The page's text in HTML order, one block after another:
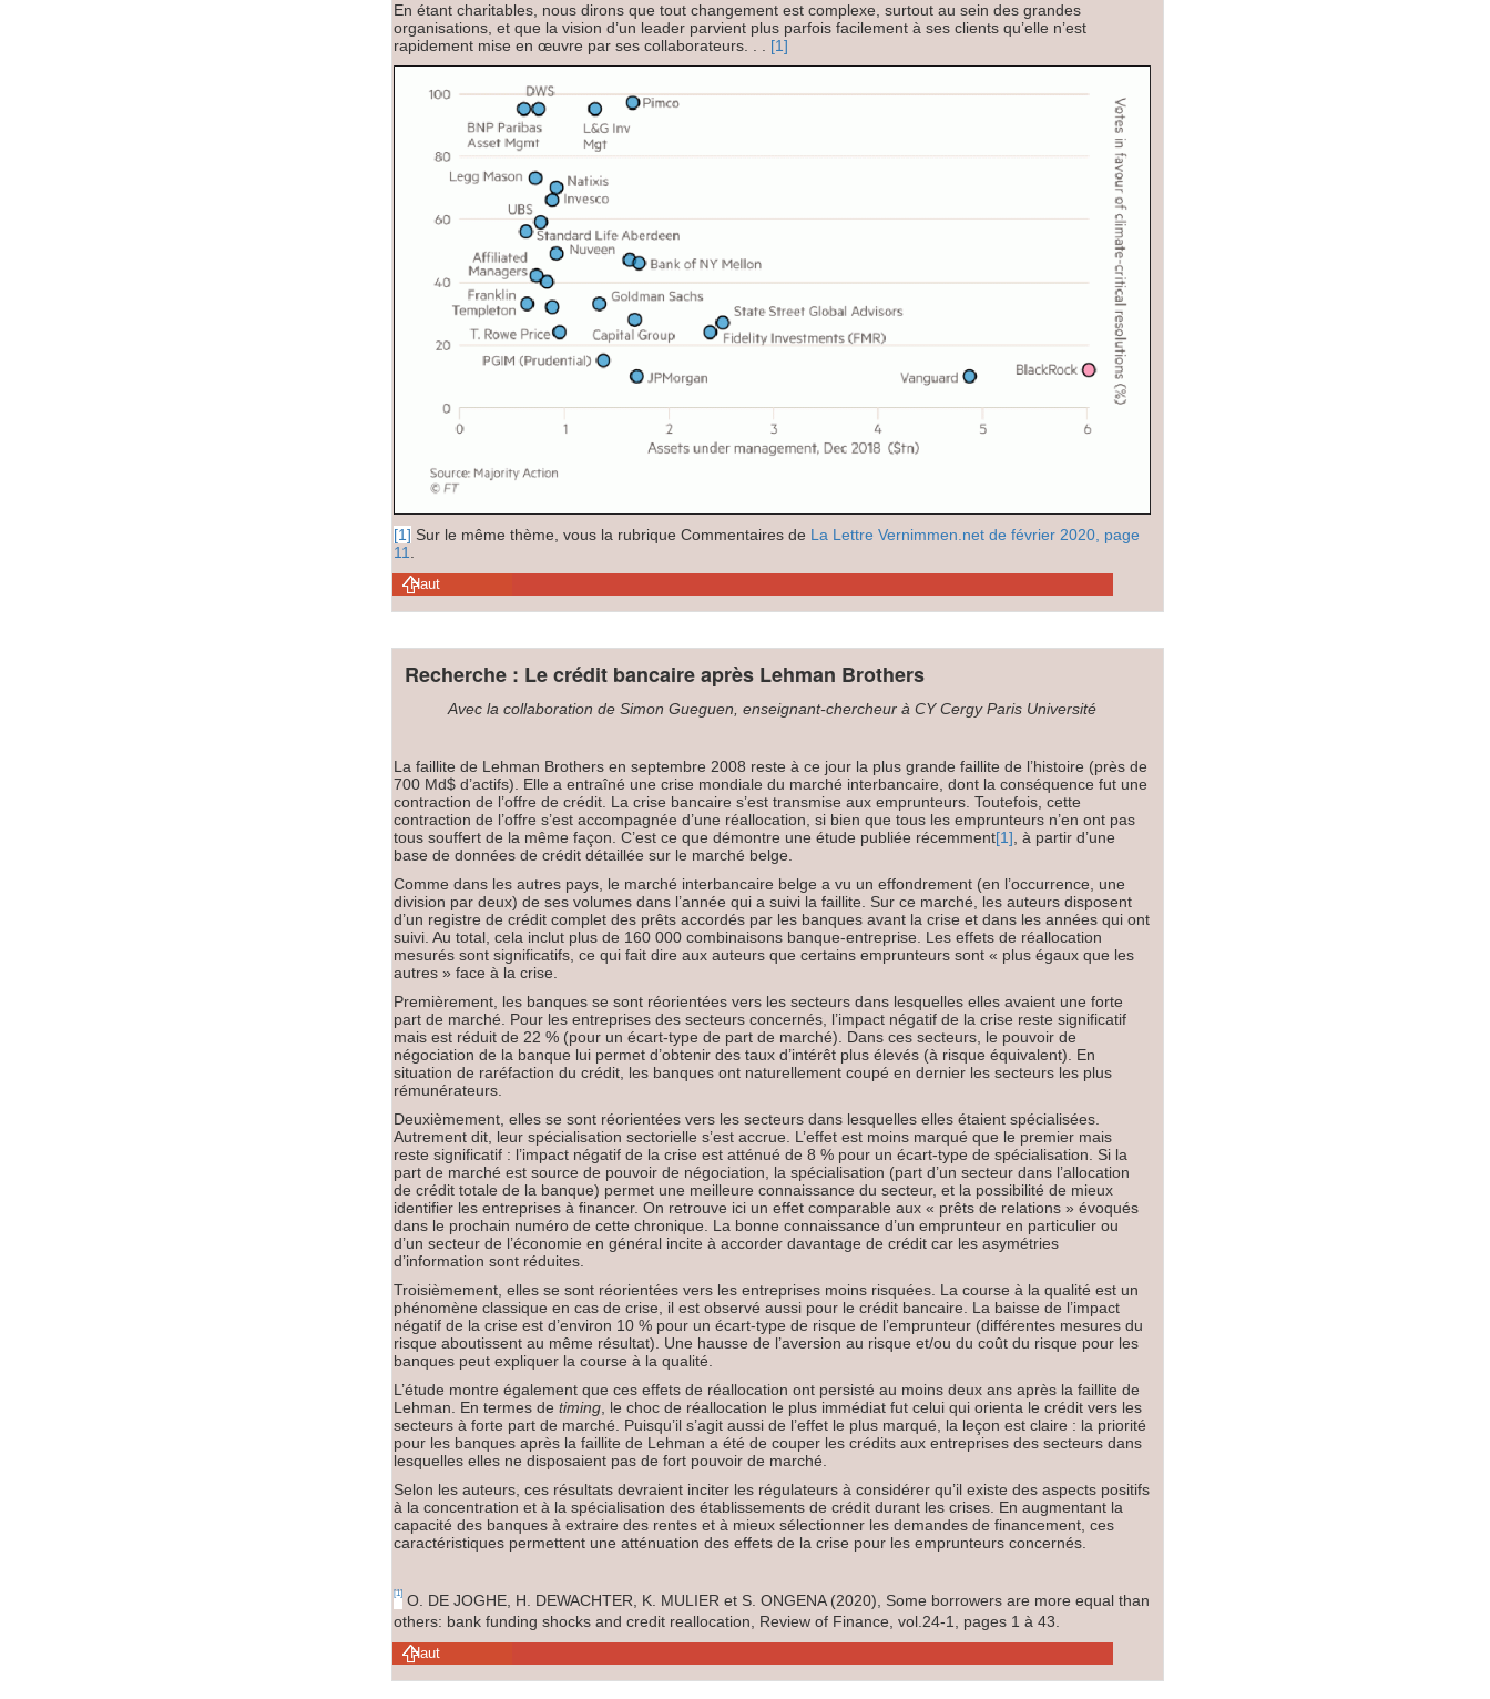
En étant charitables, nous dirons que tout changement est complexe, surtout au sein des grandes
organisations, et que la vision d’un leader parvient plus parfois facilement à ses clients qu’elle n’est
rapidement mise en œuvre par ses collaborateurs. . . [1]
[1] Sur le même thème, vous la rubrique Commentaires de La Lettre Vernimmen.net de février 2020, page
11
Haut
Recherche : Le crédit bancaire après Lehman Brothers
Avec la collaboration de Simon Gueguen, enseignant-chercheur à CY Cergy Paris Université
La faillite de Lehman Brothers en septembre 2008 reste à ce jour la plus grande faillite de l’histoire (près de
700 Md$ d’actifs). Elle a entraîné une crise mondiale du marché interbancaire, dont la conséquence fut une
contraction de l’offre de crédit. La crise bancaire s’est transmise aux emprunteurs. Toutefois, cette
contraction de l’offre s’est accompagnée d’une réallocation, si bien que tous les emprunteurs n’en ont pas
tous souffert de la même façon. C’est ce que démontre une étude publiée récemment[1] , à partir d’une
base de données de crédit détaillée sur le marché belge.
Comme dans les autres pays, le marché interbancaire belge a vu un effondrement (en l’occurrence, une
division par deux) de ses volumes dans l’année qui a suivi la faillite. Sur ce marché, les auteurs disposent
d’un registre de crédit complet des prêts accordés par les banques avant la crise et dans les années qui ont
suivi. Au total, cela inclut plus de 160 000 combinaisons banque-entreprise. Les effets de réallocation
mesurés sont significatifs, ce qui fait dire aux auteurs que certains emprunteurs sont « plus égaux que les
autres » face à la crise.
Premièrement, les banques se sont réorientées vers les secteurs dans lesquelles elles avaient une forte
part de marché. Pour les entreprises des secteurs concernés, l’impact négatif de la crise reste significatif
mais est réduit de 22 % (pour un écart-type de part de marché). Dans ces secteurs, le pouvoir de
négociation de la banque lui permet d’obtenir des taux d’intérêt plus élevés (à risque équivalent). En
situation de raréfaction du crédit, les banques ont naturellement coupé en dernier les secteurs les plus
rémunérateurs.
Deuxièmement, elles se sont réorientées vers les secteurs dans lesquelles elles étaient spécialisées.
Autrement dit, leur spécialisation sectorielle s’est accrue. L’effet est moins marqué que le premier mais
reste significatif : l’impact négatif de la crise est atténué de 8 % pour un écart-type de spécialisation. Si la
part de marché est source de pouvoir de négociation, la spécialisation (part d’un secteur dans l’allocation
de crédit totale de la banque) permet une meilleure connaissance du secteur, et la possibilité de mieux
identifier les entreprises à financer. On retrouve ici un effet comparable aux « prêts de relations » évoqués
dans le prochain numéro de cette chronique. La bonne connaissance d’un emprunteur en particulier ou
d’un secteur de l’économie en général incite à accorder davantage de crédit car les asymétries
d’information sont réduites.
Troisièmement, elles se sont réorientées vers les entreprises moins risquées. La course à la qualité est un
phénomène classique en cas de crise, il est observé aussi pour le crédit bancaire. La baisse de l’impact
négatif de la crise est d’environ 10 % pour un écart-type de risque de l’emprunteur (différentes mesures du
risque aboutissent au même résultat). Une hausse de l’aversion au risque et/ou du coût du risque pour les
banques peut expliquer la course à la qualité.
L’étude montre également que ces effets de réallocation ont persisté au moins deux ans après la faillite de
Lehman. En termes de timing, le choc de réallocation le plus immédiat fut celui qui orienta le crédit vers les
secteurs à forte part de marché. Puisqu’il s’agit aussi de l’effet le plus marqué, la leçon est claire : la priorité
pour les banques après la faillite de Lehman a été de couper les crédits aux entreprises des secteurs dans
lesquelles elles ne disposaient pas de fort pouvoir de marché.
Selon les auteurs, ces résultats devraient inciter les régulateurs à considérer qu’il existe des aspects positifs
à la concentration et à la spécialisation des établissements de crédit durant les crises. En augmentant la
capacité des banques à extraire des rentes et à mieux sélectionner les demandes de financement, ces
caractéristiques permettent une atténuation des effets de la crise pour les emprunteurs concernés.
[1]O. DE JOGHE, H. DEWACHTER, K. MULIER et S. ONGENA (2020), Some borrowers are more equal than
others: bank funding shocks and credit reallocation, Review of Finance, vol.24-1, pages 1 à 43.
Haut